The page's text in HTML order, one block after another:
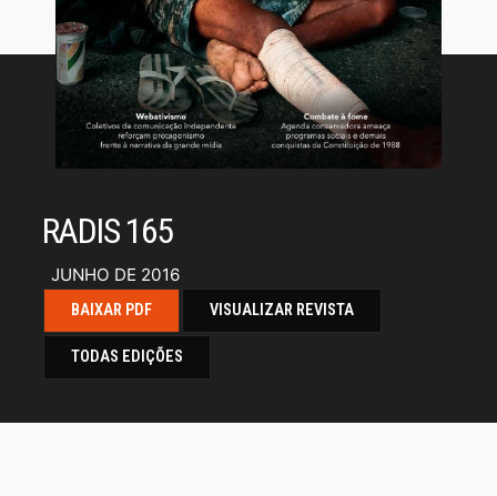
RADIS 165
JUNHO DE 2016
BAIXAR PDF VISUALIZAR REVISTA
TODAS EDIÇÕES